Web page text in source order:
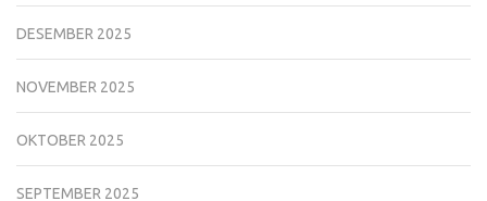
DESEMBER 2025
NOVEMBER 2025
OKTOBER 2025
SEPTEMBER 2025